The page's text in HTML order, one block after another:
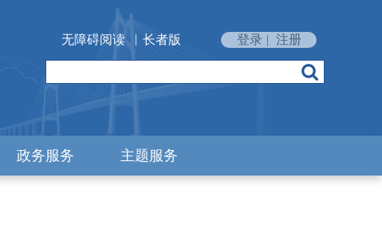
无障碍阅读 | 长者版 登录 | 注册
政务服务 主题服务